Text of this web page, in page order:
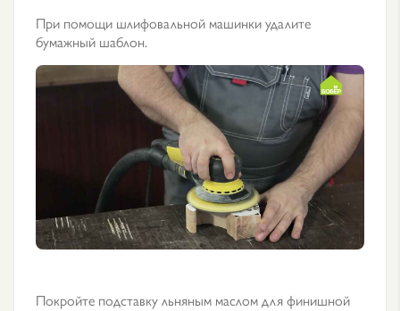
При помощи шлифовальной машинки удалите
бумажный шаблон.
Покройте подставку льняным маслом для финишной